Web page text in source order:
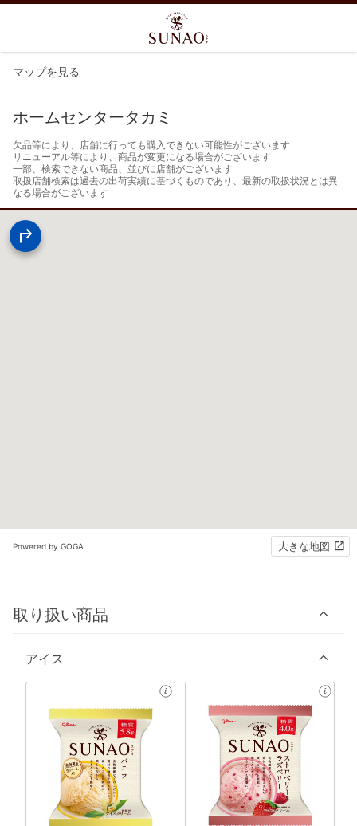
マップを見る
ホームセンタータカミ
欠品等により、店舗に行っても購入できない可能性がございます
リニューアル等により、商品が変更になる場合がございます
一部、検索できない商品、並びに店舗がございます
取扱店舗検索は過去の出荷実績に基づくものであり、最新の取扱状況とは異
なる場合がございます
Powered by GOGA 大きな地図
取り扱い商品
アイス